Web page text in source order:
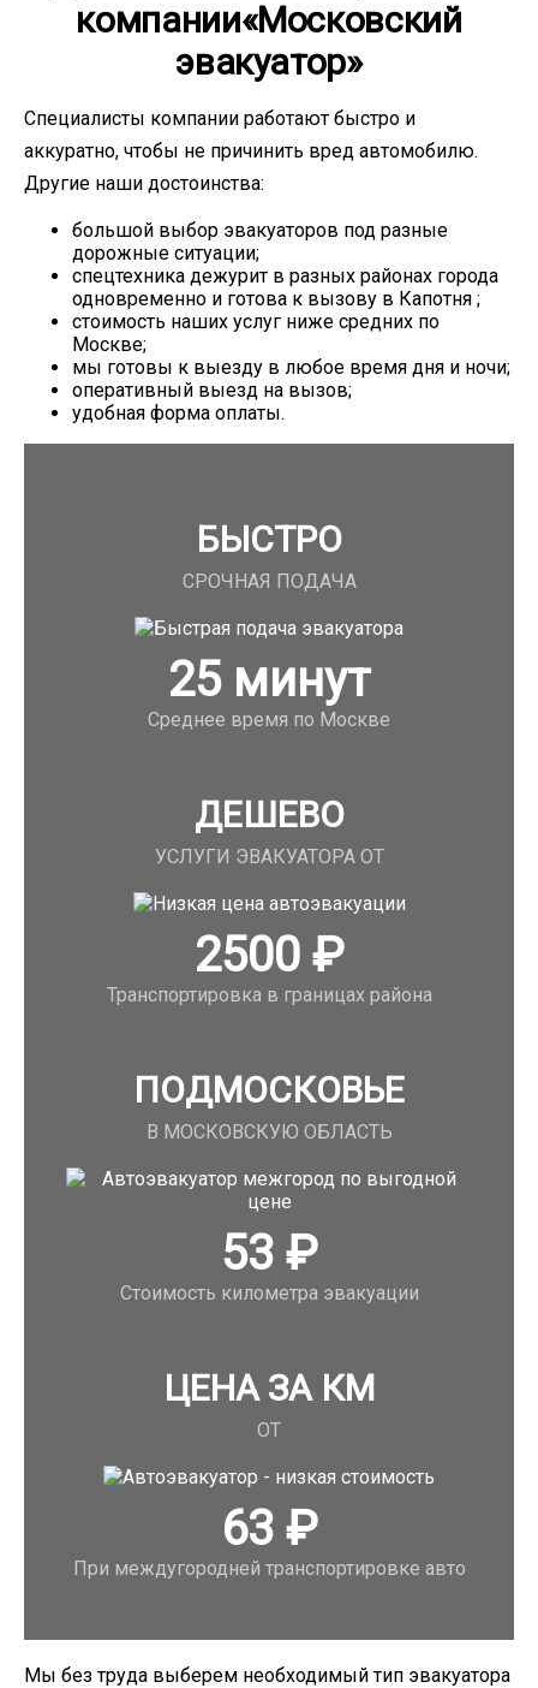
компании«Московский
эвакуатор»
Специалисты компании работают быстро и
аккуратно, чтобы не причинить вред автомобилю.
Другие наши достоинства:
большой выбор эвакуаторов под разные
дорожные ситуации;
спецтехника дежурит в разных районах города
одновременно и готова к вызову в Капотня ;
стоимость наших услуг ниже средних по
Москве;
мы готовы к выезду в любое время дня и ночи;
оперативный выезд на вызов;
удобная форма оплаты.
БЫСТРО
СРОЧНАЯ ПОДАЧА
25минут
Среднее время по Москве
ДЕШЕВО
УСЛУГИ ЭВАКУАТОРА ОТ
2500₽
Транспортировка в границах района
ПОДМОСКОВЬЕ
В МОСКОВСКУЮ ОБЛАСТЬ
53₽
Стоимость километра эвакуации
ЦЕНА ЗА КМ
ОТ
63₽
При междугородней транспортировке авто
Мы без труда выберем необходимый тип эвакуатора